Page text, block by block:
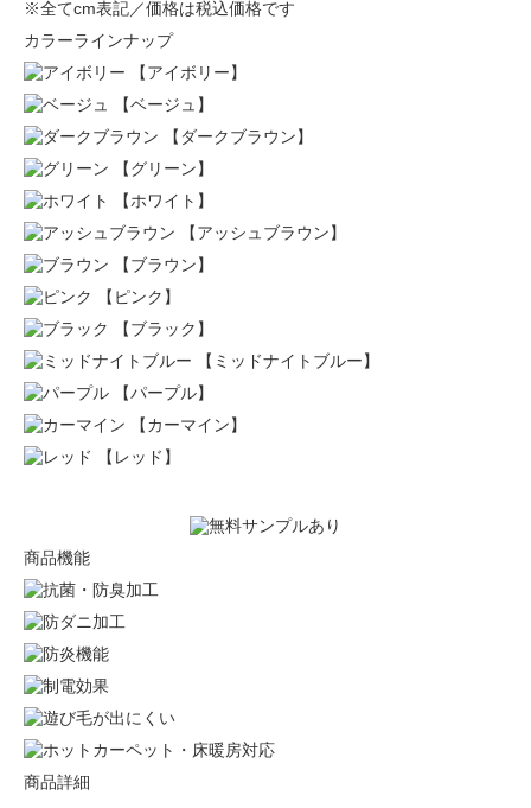
※全てcm表記／価格は税込価格です
カラーラインナップ
【アイボリー】
【ベージュ】
【ダークブラウン】
【グリーン】
【ホワイト】
【アッシュブラウン】
【ブラウン】
【ピンク】
【ブラック】
【ミッドナイトブルー】
【パープル】
【カーマイン】
【レッド】
商品機能
商品詳細